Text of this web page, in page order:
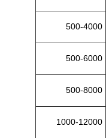
500-4000
500-6000
500-8000
1000-12000